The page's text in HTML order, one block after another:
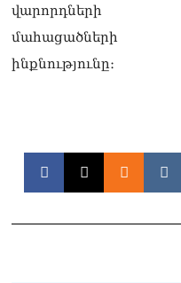
վարորդների
մահացածների
ինքնությունը։